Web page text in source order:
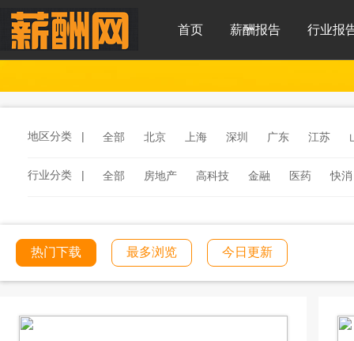
首页 薪酬报告 行业报
地区分类 | 全部 北京 上海 深圳 广东 江苏
行业分类 | 全部 房地产 高科技 金融 医药
快消
工程建筑
文化传媒 学校教育 医院医疗
热门下载 最多浏览 今日更新